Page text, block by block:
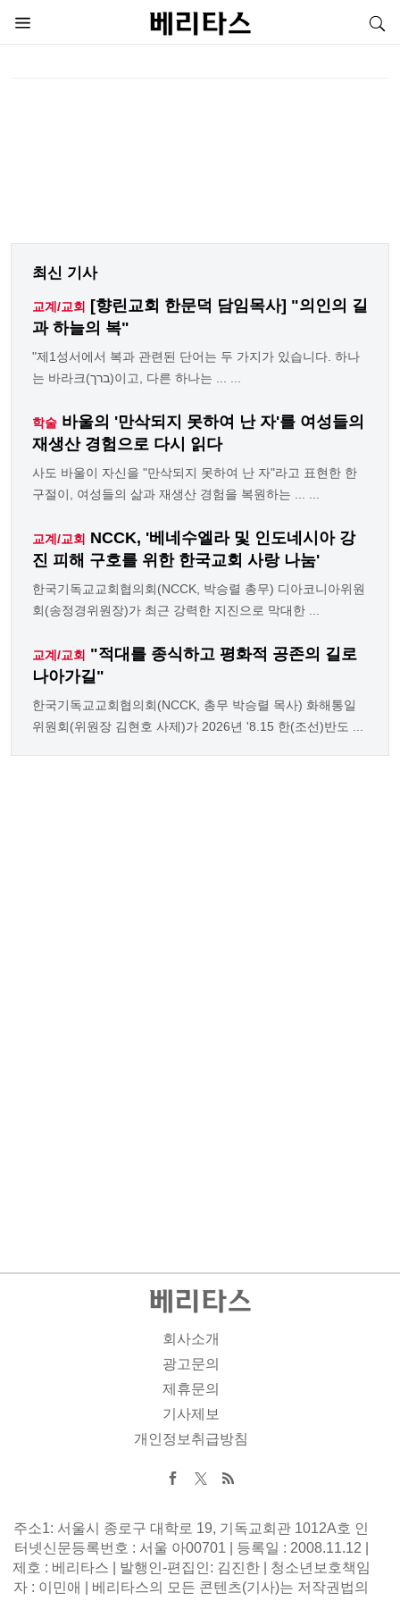
최신 기사
교계/교회
[향린교회 한문덕 담임목사] "의인의 길
과 하늘의 복"
"제1성서에서 복과 관련된 단어는 두 가지가 있습니다. 하나
는 바라크(ברך)이고, 다른 하나는 ... ...
학술 바울의 '만삭되지 못하여 난 자'를 여성들의
재생산 경험으로 다시 읽다
사도 바울이 자신을 "만삭되지 못하여 난 자"라고 표현한 한
구절이, 여성들의 삶과 재생산 경험을 복원하는 ... ...
교계/교회 NCCK, '베네수엘라 및 인도네시아 강
진 피해 구호를 위한 한국교회 사랑 나눔'
한국기독교교회협의회(NCCK, 박승렬 총무) 디아코니아위원
회(송정경위원장)가 최근 강력한 지진으로 막대한 ...
교계/교회 "적대를 종식하고 평화적 공존의 길로
나아가길"
한국기독교교회협의회(NCCK, 총무 박승렬 목사) 화해통일
위원회(위원장 김현호 사제)가 2026년 '8.15 한(조선)반도 ...
회사소개
광고문의
제휴문의
기사제보
개인정보취급방침
주소1: 서울시 종로구 대학로 19, 기독교회관 1012A호 인
터넷신문등록번호 : 서울 아00701 | 등록일 : 2008.11.12 |
제호 : 베리타스 | 발행인-편집인: 김진한 | 청소년보호책임
자 : 이민애 | 베리타스의 모든 콘텐츠(기사)는 저작권법의